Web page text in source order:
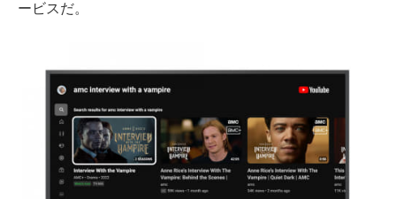
ービスだ。